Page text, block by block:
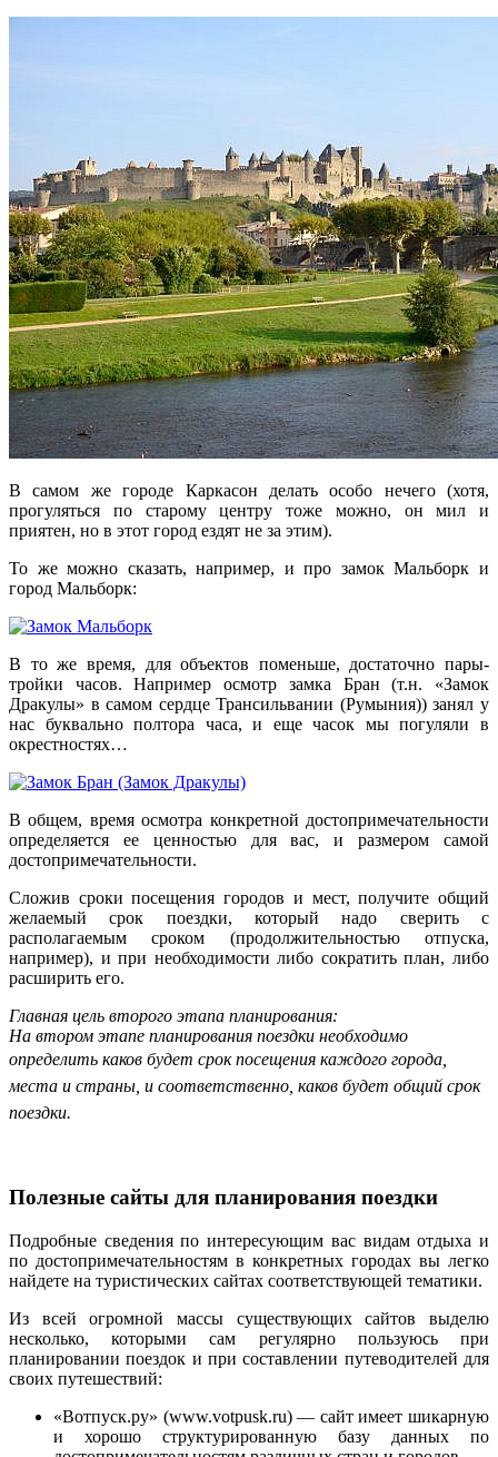
В самом же городе Каркасон делать особо нечего (хотя,
прогуляться по старому центру тоже можно, он мил и
приятен, но в этот город ездят не за этим).
То же можно сказать, например, и про замок Мальборк и
город Мальборк:
В то же время, для объектов поменьше, достаточно пары-
тройки часов. Например осмотр замка Бран (т.н. «Замок
Дракулы» в самом сердце Трансильвании (Румыния)) занял у
нас буквально полтора часа, и еще часок мы погуляли в
окрестностях…
В общем, время осмотра конкретной достопримечательности
определяется ее ценностью для вас, и размером самой
достопримечательности.
Сложив сроки посещения городов и мест, получите общий
желаемый срок поездки, который надо сверить с
располагаемым сроком (продолжительностью отпуска,
например), и при необходимости либо сократить план, либо
расширить его.
Главная цель второго этапа планирования:
На втором этапе планирования поездки необходимо
определить каков будет срок посещения каждого города
места и страны, и соответственно, каков будет общий срок
поездки.
Полезные сайты для планирования поездки
Подробные сведения по интересующим вас видам отдыха и
по достопримечательностям в конкретных городах вы легко
найдете на туристических сайтах соответствующей тематики.
Из всей огромной массы существующих сайтов выделю
несколько, которыми сам регулярно пользуюсь при
планировании поездок и при составлении путеводителей для
своих путешествий:
«Вотпуск.ру» (www.votpusk.ru) — сайт имеет шикарную
и хорошо структурированную базу данных по